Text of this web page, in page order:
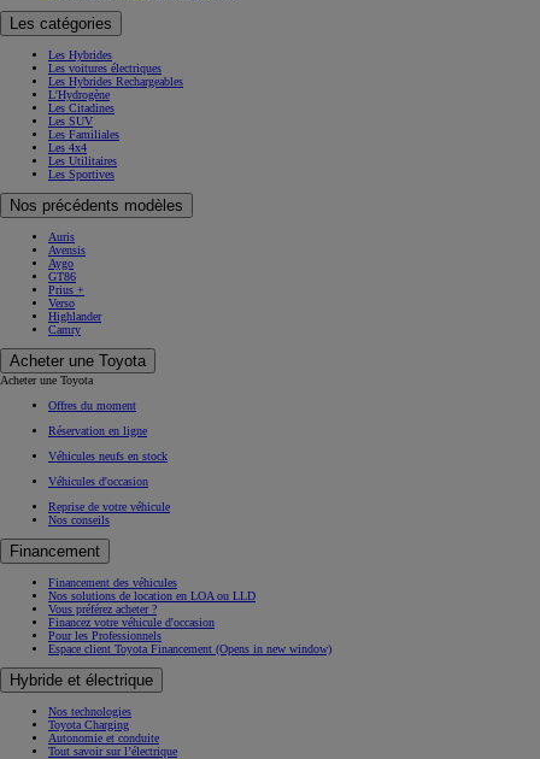
Les catégories
Les Hybrides
Les voitures électriques
Les Hybrides Rechargeables
L'Hydrogène
Les Citadines
Les SUV
Les Familiales
Les 4x4
Les Utilitaires
Les Sportives
Nos précédents modèles
Auris
Avensis
Aygo
GT86
Prius +
Verso
Highlander
Camry
Acheter une Toyota
Acheter une Toyota
Offres du moment
Réservation en ligne
Véhicules neufs en stock
Véhicules d'occasion
Reprise de votre véhicule
Nos conseils
Financement
Financement des véhicules
Nos solutions de location en LOA ou LLD
Vous préférez acheter ?
Financez votre véhicule d'occasion
Pour les Professionnels
Espace client Toyota Financement (Opens in new window)
Hybride et électrique
Nos technologies
Toyota Charging
Autonomie et conduite
Tout savoir sur l’électrique